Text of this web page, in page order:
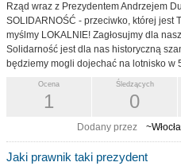
Rząd wraz z Prezydentem Andrzejem
SOLIDARNOŚĆ - przeciwko, której jest
myślmy LOKALNIE! Zagłosujmy dla
Solidarność jest dla nas historyczną
będziemy mogli dojechać na lotnisko w
Śledzących
0
Ocena
1
Dodany przez
Jaki prawnik taki prezydent